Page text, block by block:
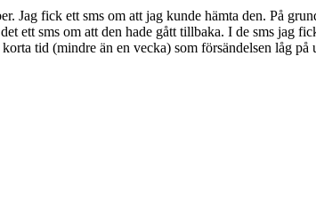
Jag fick ett sms om att jag kunde hämta den. På
ett sms om att den hade gått tillbaka. I de sms jag
tid (mindre än en vecka) som försändelsen låg